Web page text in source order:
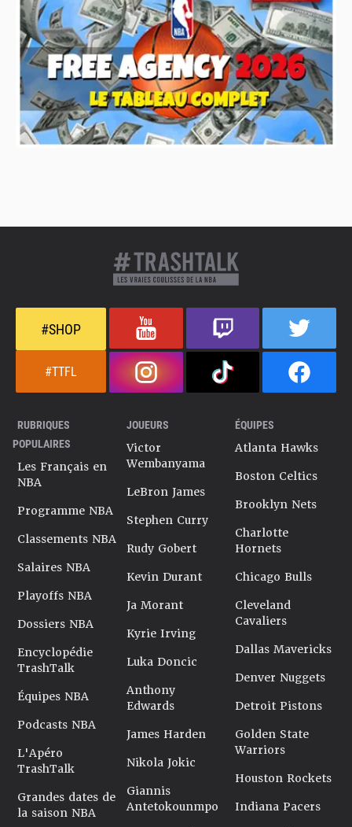
#SHOP
#TTFL
RUBRIQUES
POPULAIRES
Les Français en
NBA
Programme NBA
Classements NBA
Salaires NBA
Playoffs NBA
Dossiers NBA
Encyclopédie
TrashTalk
Équipes NBA
Podcasts NBA
L'Apéro
TrashTalk
Grandes dates de
la saison NBA
JOUEURS
Victor
Wembanyama
LeBron James
Stephen Curry
Rudy Gobert
Kevin Durant
Ja Morant
Kyrie Irving
Luka Doncic
Anthony
Edwards
James Harden
Nikola Jokic
Giannis
Antetokounmpo
ÉQUIPES
Atlanta Hawks
Boston Celtics
Brooklyn Nets
Charlotte
Hornets
Chicago Bulls
Cleveland
Cavaliers
Dallas Mavericks
Denver Nuggets
Detroit Pistons
Golden State
Warriors
Houston Rockets
Indiana Pacers